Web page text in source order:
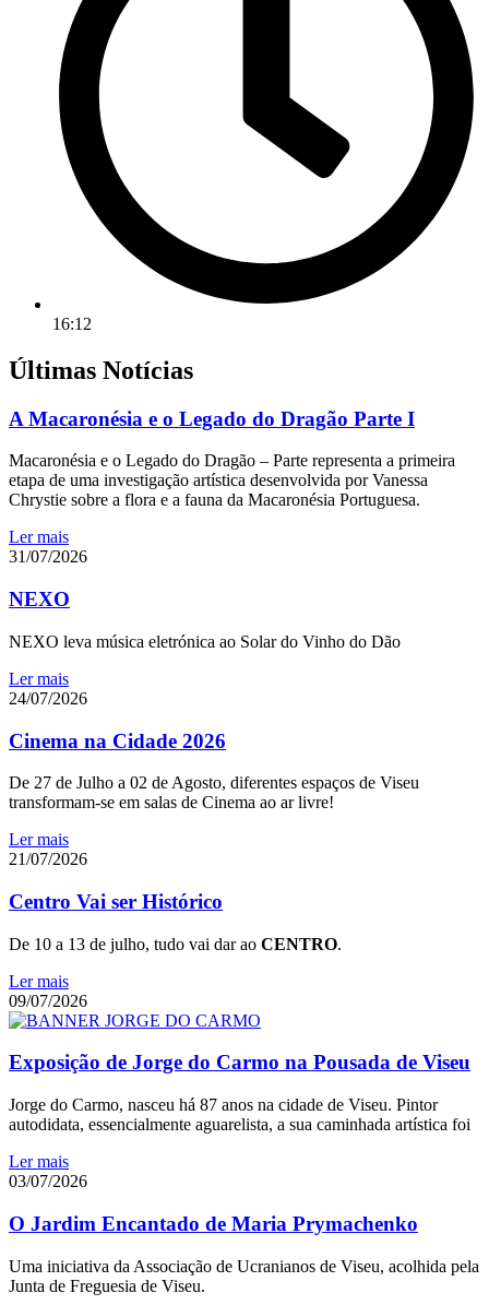
16:12
Últimas Notícias
A Macaronésia e o Legado do Dragão Parte I
Macaronésia e o Legado do Dragão – Parte representa a primeira
etapa de uma investigação artística desenvolvida por Vanessa
Chrystie sobre a flora e a fauna da Macaronésia Portuguesa.
Ler mais
31/07/2026
NEXO
NEXO leva música eletrónica ao Solar do Vinho do Dão
Ler mais
24/07/2026
Cinema na Cidade 2026
De 27 de Julho a 02 de Agosto, diferentes espaços de Viseu
transformam-se em salas de Cinema ao ar livre!
Ler mais
21/07/2026
Centro Vai ser Histórico
De 10 a 13 de julho, tudo vai dar ao CENTRO.
Ler mais
09/07/2026
Exposição de Jorge do Carmo na Pousada de Viseu
Jorge do Carmo, nasceu há 87 anos na cidade de Viseu. Pintor
autodidata, essencialmente aguarelista, a sua caminhada artística foi
Ler mais
03/07/2026
O Jardim Encantado de Maria Prymachenko
Uma iniciativa da Associação de Ucranianos de Viseu, acolhida pela
Junta de Freguesia de Viseu.